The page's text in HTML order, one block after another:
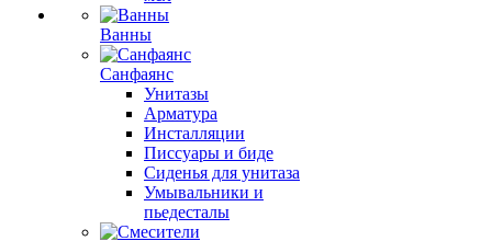
Ванны
Санфаянс
Унитазы
Арматура
Инсталляции
Писсуары и биде
Сиденья для унитаза
Умывальники и
пьедесталы